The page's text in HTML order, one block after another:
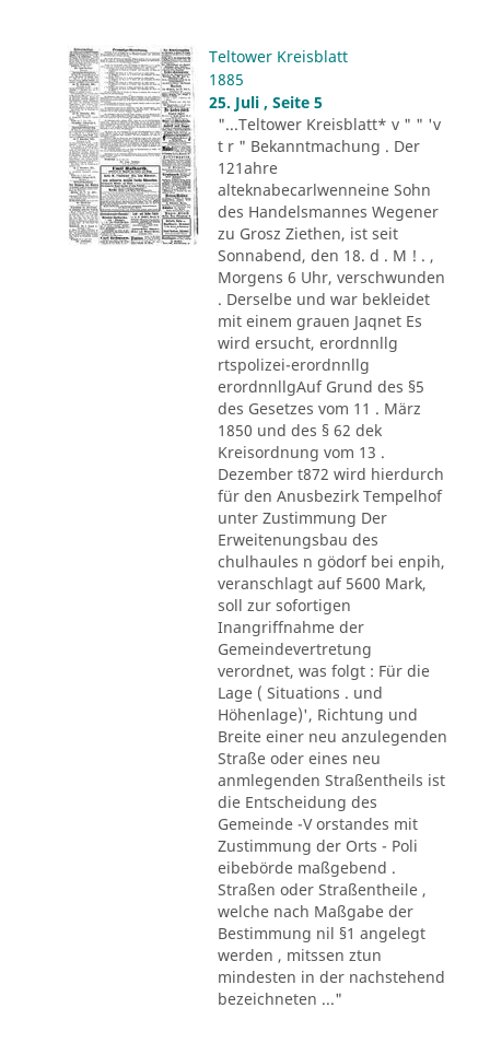
Teltower Kreisblatt
1885
25. Juli , Seite 5
"...Teltower Kreisblatt* v " " 'v
t r " Bekanntmachung . Der
121ahre
alteknabecarlwenneine Sohn
des Handelsmannes Wegener
zu Grosz Ziethen, ist seit
Sonnabend, den 18. d . M ! . ,
Morgens 6 Uhr, verschwunden
. Derselbe und war bekleidet
mit einem grauen Jaqnet Es
wird ersucht, erordnnllg
rtspolizei-erordnnllg
erordnnllgAuf Grund des §5
des Gesetzes vom 11 . März
1850 und des § 62 dek
Kreisordnung vom 13 .
Dezember t872 wird hierdurch
für den Anusbezirk Tempelhof
unter Zustimmung Der
Erweitenungsbau des
chulhaules n gödorf bei enpih,
veranschlagt auf 5600 Mark,
soll zur sofortigen
Inangriffnahme der
Gemeindevertretung
verordnet, was folgt : Für die
Lage ( Situations . und
Höhenlage)', Richtung und
Breite einer neu anzulegenden
Straße oder eines neu
anmlegenden Straßentheils ist
die Entscheidung des
Gemeinde -V orstandes mit
Zustimmung der Orts - Poli
eibebörde maßgebend .
Straßen oder Straßentheile ,
welche nach Maßgabe der
Bestimmung nil §1 angelegt
werden , mitssen ztun
mindesten in der nachstehend
bezeichneten ..."